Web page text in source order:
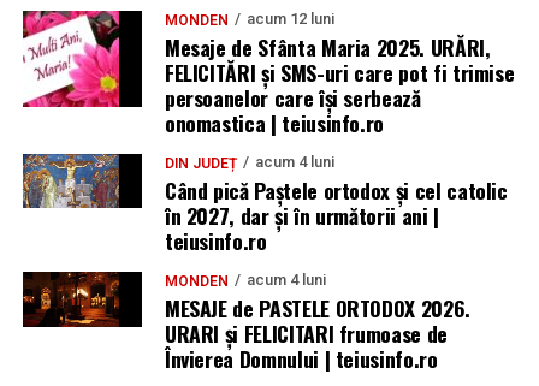
MONDEN acum 12 luni
Mesaje de Sfânta Maria 2025. URĂRI,
FELICITĂRI și SMS-uri care pot fi trimise
persoanelor care își serbează
onomastica | teiusinfo.ro
DIN JUDEȚ acum 4 luni
Când pică Paștele ortodox și cel catolic
în 2027, dar și în următorii ani |
teiusinfo.ro
MONDEN acum 4 luni
MESAJE de PASTELE ORTODOX 2026.
URARI și FELICITARI frumoase de
Învierea Domnului | teiusinfo.ro